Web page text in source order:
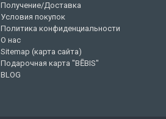
Получение/Доставка
Условия покупок
Политика конфиденциальности
О нас
Sitemap (карта сайта)
Подарочная карта "BĒBIS"
BLOG